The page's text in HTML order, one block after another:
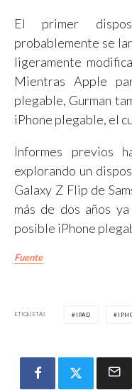
El primer
probablemente se
ligeramente
Mientras Apple
plegable, Gurman
iPhone plegable, el
Informes previos
explorando un
Galaxy Z Flip de
más de dos años
posible iPhone
Fuente
ETIQUETAS IPAD